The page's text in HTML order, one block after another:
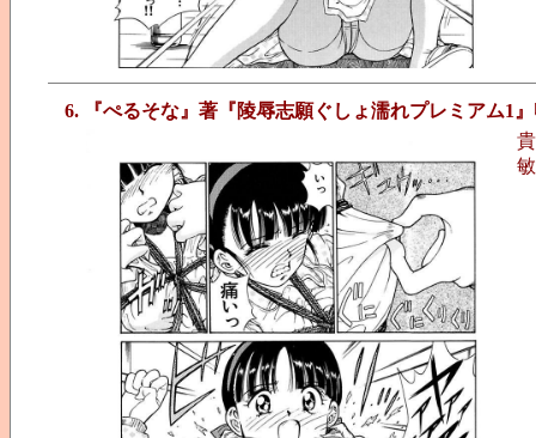
6. 『ぺるそな』著『陵辱志願ぐしょ濡れプレミアム1